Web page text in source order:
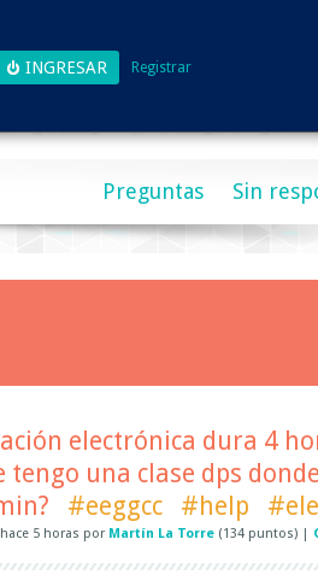
Registrar
Preguntas Sin
electrónica dura 4
tengo una clase dps
#eeggcc #help
hace 5 horas por Martín La Torre (134 puntos)